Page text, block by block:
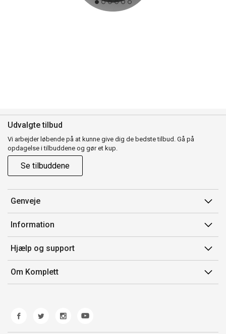
Udvalgte tilbud
Vi arbejder løbende på at kunne give dig de bedste tilbud. Gå på
opdagelse i tilbuddene og gør et kup.
Se tilbuddene
Genveje
Min side
Ordrehistorik
Gavekort
Information
Salgsbetingelser
Mærker/producent
Fortrydelsesret
Hjælp og support
Kontakt os
Kundeservice
Fejl/Mangler
Fragt og levering
Om Komplett